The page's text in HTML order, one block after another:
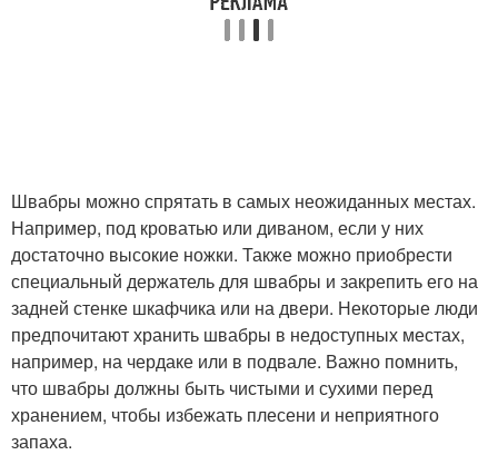
Швабры можно спрятать в самых неожиданных местах.
Например, под кроватью или диваном, если у них
достаточно высокие ножки. Также можно приобрести
специальный держатель для швабры и закрепить его на
задней стенке шкафчика или на двери. Некоторые люди
предпочитают хранить швабры в недоступных местах,
например, на чердаке или в подвале. Важно помнить,
что швабры должны быть чистыми и сухими перед
хранением, чтобы избежать плесени и неприятного
запаха.